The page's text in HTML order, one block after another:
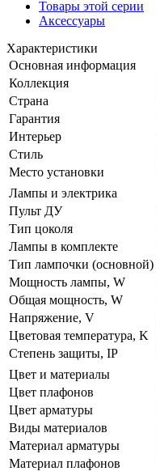
Товары этой серии
Аксессуары
Характеристики
Основная информация
Коллекция
Страна
Гарантия
Интерьер
Стиль
Место установки
Лампы и электрика
Пульт ДУ
Тип цоколя
Лампы в комплекте
Тип лампочки (основной)
Мощность лампы, W
Общая мощность, W
Напряжение, V
Цветовая температура, K
Степень защиты, IP
Цвет и материалы
Цвет плафонов
Цвет арматуры
Виды материалов
Материал арматуры
Материал плафонов